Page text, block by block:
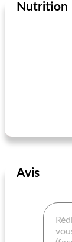
Cuisine du monde
Nutrition
Avis